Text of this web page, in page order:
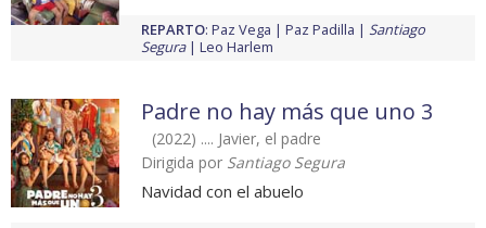
REPARTO: Paz Vega Paz Padilla
Santiago
Segura
Leo Harlem
Padre no hay más que uno 3
(2022) .... Javier, el padre
Dirigida por Santiago Segura
Navidad con el abuelo